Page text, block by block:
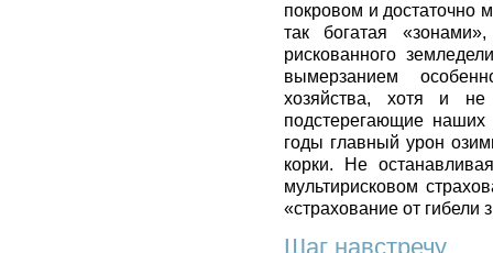
покровом и достаточно
так богатая
рискованного
вымерзанием
хозяйства, хотя и не
подстерегающие
годы главный урон
корки. Не
мультирисковом
«страхование от гибели
Шаг навстречу